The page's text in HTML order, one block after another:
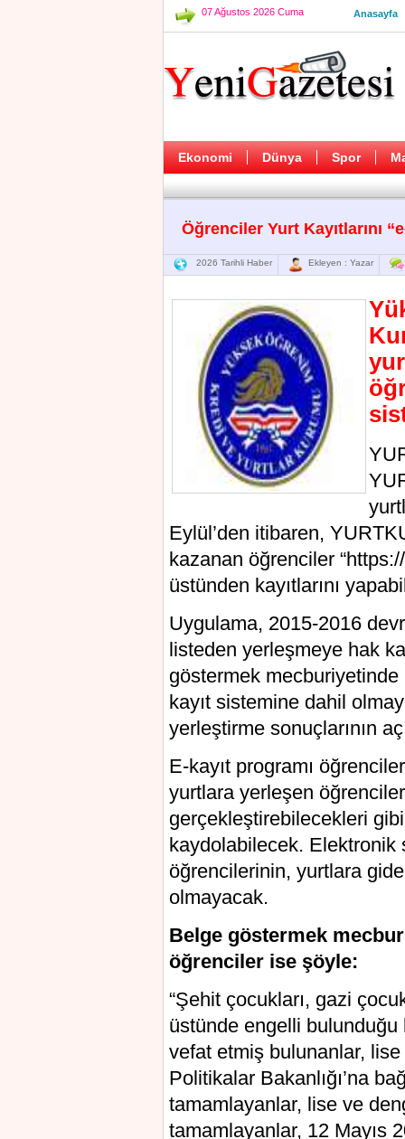
07 Ağustos 2026 Cuma Anasayfa
Ekonomi Dünya Spor
Öğrenciler Yurt Kayıtlarını
2026 Tarihli Haber Ekleyen : Yazar
Eylül’den itibaren,
kazanan öğrenciler
üstünden kayıtlarını
Uygulama, 2015-2016
listeden yerleşmeye hak
göstermek
kayıt sistemine dahil
yerleştirme sonuçlarının
E-kayıt programı
yurtlara yerleşen
gerçekleştirebilecekleri
kaydolabilecek.
öğrencilerinin, yurtlara
olmayacak.
Belge göstermek
öğrenciler ise şöyle:
“Şehit çocukları, gazi
üstünde engelli
vefat etmiş bulunanlar,
Politikalar Bakanlığı’na
tamamlayanlar, lise ve
tamamlayanlar, 12 Mayıs